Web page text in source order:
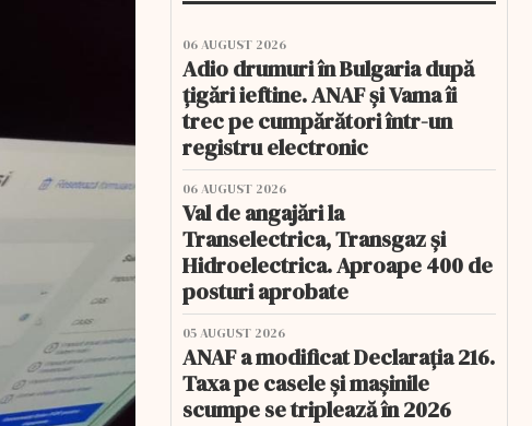
06 AUGUST 2026
Adio drumuri în Bulgaria după
țigări ieftine. ANAF și Vama îi
trec pe cumpărători într-un
registru electronic
06 AUGUST 2026
Val de angajări la
Transelectrica, Transgaz și
Hidroelectrica. Aproape 400 de
posturi aprobate
05 AUGUST 2026
ANAF a modificat Declarația 216.
Taxa pe casele și mașinile
scumpe se triplează în 2026